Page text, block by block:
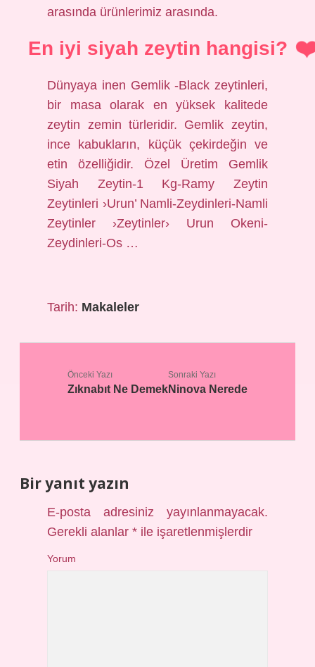
arasında ürünlerimiz arasında.
En iyi siyah zeytin hangisi?
Dünyaya inen Gemlik -Black zeytinleri,
bir masa olarak en yüksek kalitede
zeytin zemin türleridir. Gemlik zeytin,
ince kabukların, küçük çekirdeğin ve
etin özelliğidir. Özel Üretim Gemlik
Siyah Zeytin-1 Kg-Ramy Zeytin
Zeytinleri ›Urun’ Namli-Zeydinleri-Namli
Zeytinler ›Zeytinler› Urun Okeni-
Zeydinleri-Os …
Tarih: Makaleler
Önceki Yazı
Zıknabıt Ne Demek
Sonraki Yazı
Ninova Nerede
Bir yanıt yazın
E-posta adresiniz yayınlanmayacak.
Gerekli alanlar* ile işaretlenmişlerdir
Yorum